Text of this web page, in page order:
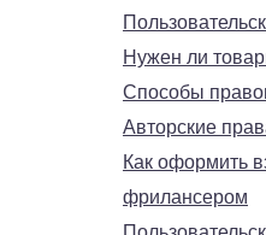
Нужен ли
Способы
Авторские
Как оформить
фрилансером